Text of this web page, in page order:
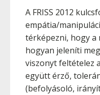
A FRISS 2012
empátia/
térképezni, hogy a
hogyan jeleníti
viszonyt feltételez
együtt érző,
(befolyásoló,